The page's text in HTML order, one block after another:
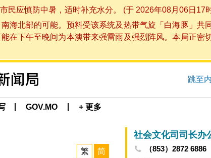
民应慎防中暑，适时补充水分。 (于 2026年08月06日17
海北部的可能。预料受该系统及热带气旋「白海豚」共
下午至晚间为本澳带来强雷雨及强烈阵风。本局正密
跳至
GOV.MO + 更多
繁 简
社会文化司司长办
（853）2872 6886